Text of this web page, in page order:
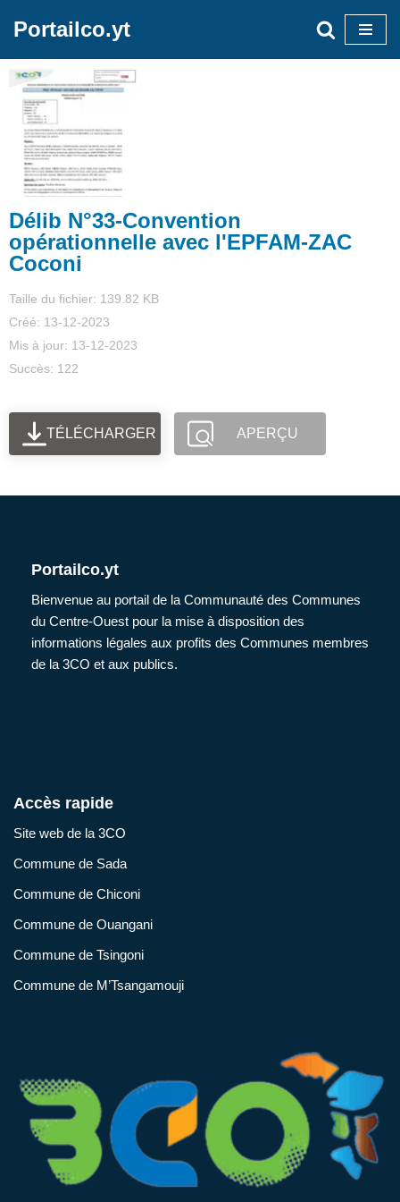
au
contenu
Portailco.yt
Délib N°33-Convention
opérationnelle avec l'EPFAM-ZAC
Coconi
Taille du fichier: 139.82 KB
Créé: 13-12-2023
Mis à jour: 13-12-2023
Succès: 122
TÉLÉCHARGER APERÇU
Portailco.yt
Bienvenue au portail de la Communauté des Communes
du Centre-Ouest pour la mise à disposition des
informations légales aux profits des Communes membres
de la 3CO et aux publics.
Accès rapide
Site web de la 3CO
Commune de Sada
Commune de Chiconi
Commune de Ouangani
Commune de Tsingoni
Commune de M’Tsangamouji